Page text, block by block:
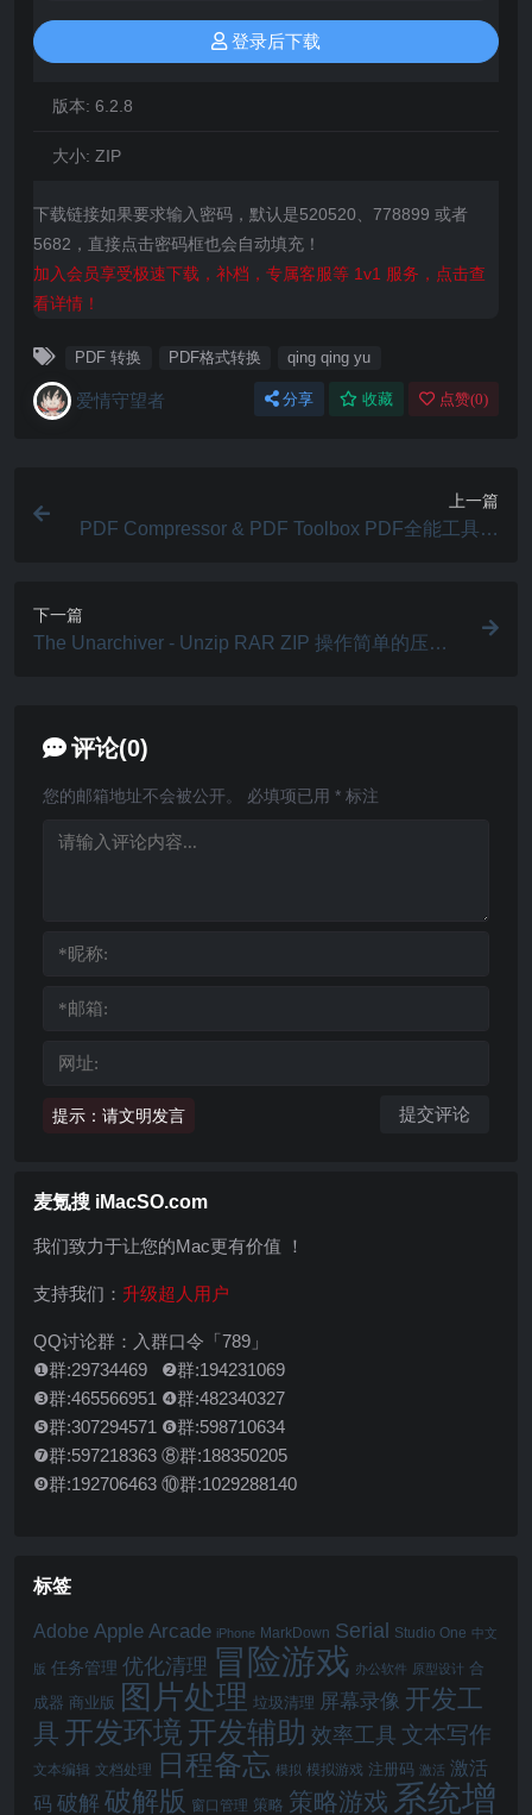
登录后下载
版本: 6.2.8
大小: ZIP
下载链接如果要求输入密码，默认是520520、778899 或者
5682，直接点击密码框也会自动填充！
加入会员享受极速下载，补档，专属客服等 1v1 服务，点击查
看详情！
PDF 转换 PDF格式转换 qing qing yu
爱情守望者 分享 收藏 点赞(0)
上一篇
PDF Compressor & PDF Toolbox PDF全能工具箱
下一篇
The Unarchiver - Unzip RAR ZIP 操作简单的压缩
评论(0)
提示：请文明发言
您的邮箱地址不会被公开。 必填项已用 * 标注
麦氪搜 iMacSO.com
我们致力于让您的Mac更有价值 ！
支持我们： 升级超人用户
QQ讨论群：入群口令「789」
❶群:29734469 ❷群:194231069
❸群:465566951 ❹群:482340327
❺群:307294571 ❻群:598710634
❼群:597218363 ⑧群:188350205
❾群:192706463 ⑩群:1029288140
标签
Adobe Apple Arcade iPhone MarkDown Serial Studio One 中文
版 任务管理 优化清理 冒险游戏 办公软件 原型设计 合
成器 商业版 图片处理 垃圾清理 屏幕录像 开发工
具 开发环境 开发辅助 效率工具 文本写作
文本编辑 文档处理 日程备忘 模拟 模拟游戏 注册码 激活 激活
码 破解 破解版 窗口管理 策略 策略游戏 系统增